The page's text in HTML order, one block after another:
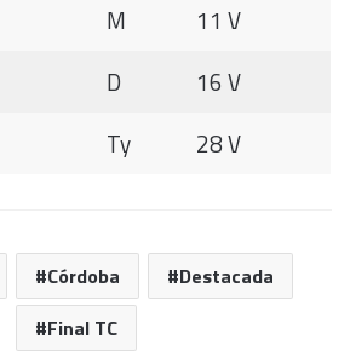
M
11 V
D
16 V
Ty 28 V
Córdoba
Destacada
Final TC